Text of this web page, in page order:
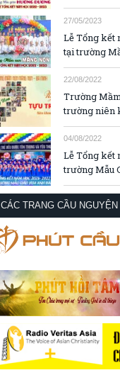
27/05/2023
Lễ Tổng kết
tại trường
22/08/2022
Trường
trường niên
04/08/2022
Lễ Tổng kết
trường Mẫu
CÁC TRANG CẦU NGUYỆN